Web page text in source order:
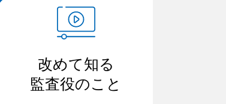
改めて知る
監査役のこと